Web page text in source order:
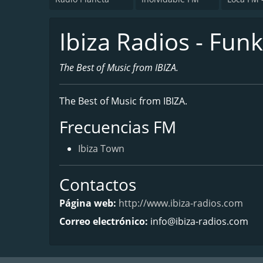
Ibiza Radios -
The Best of Music from IBIZA.
The Best of Music from IBIZA.
Frecuencias FM
Ibiza Town
Contactos
Página web: http://www.ibiza-radios.com
Correo electrónico: info@ibiza-radios.com